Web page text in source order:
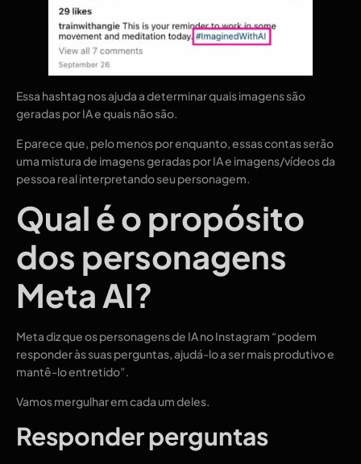
Essa hashtag nos ajuda a determinar quais imagens são
geradas por IA e quais não são.
E parece que, pelo menos por enquanto, essas contas serão
uma mistura de imagens geradas por IA e imagens/vídeos da
pessoa real interpretando seu personagem.
Qual é o propósito
dos personagens
Meta AI?
Meta diz que os personagens de IA no Instagram “podem
responder às suas perguntas, ajudá-lo a ser mais produtivo e
mantê-lo entretido”.
Vamos mergulhar em cada um deles.
Responder perguntas